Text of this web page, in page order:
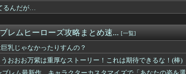
るんだが…
レムヒーローズ攻略まとめ速... [一覧]
巨乳じゃなかったりすんの？
うおおお万紫は重厚なストーリー！これは期待できるな！(棒)